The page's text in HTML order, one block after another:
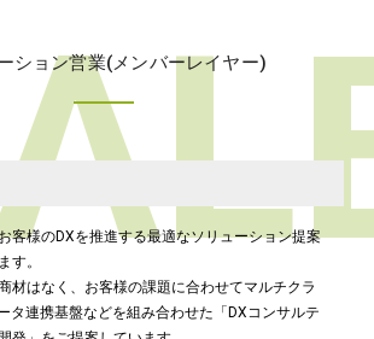
ション営業(メンバーレイヤー)
客様のDXを推進する最適なソリューション提案
す。
材はなく、お客様の課題に合わせてマルチクラ
タ連携基盤などを組み合わせた「DXコンサルテ